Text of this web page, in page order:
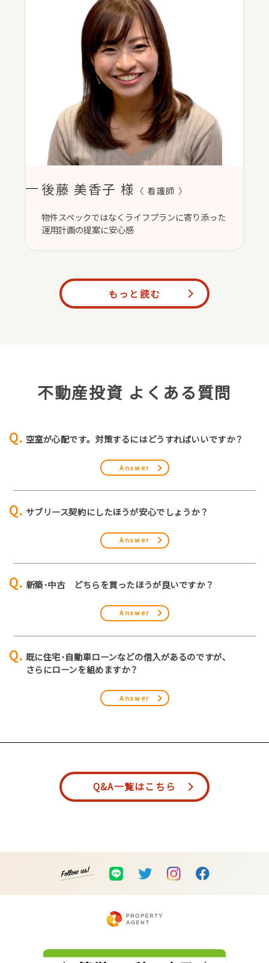
後藤 美香子 様 〈 看護師 〉
物件スペックではなくライフプランに寄り添った
運用計画の提案に安心感
もっと読む
不動産投資 よくある質問
空室が心配です。対策するにはどうすればいいですか？
Answer
サブリース契約にしたほうが安心でしょうか？
Answer
新築･中古 どちらを買ったほうが良いですか？
Answer
既に住宅･自動車ローンなどの借入があるのですが､
さらにローンを組めますか？
Answer
Q&A一覧はこちら